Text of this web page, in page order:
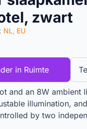
zwart
NL EU
in Ruimte
and an 8W ambient
illumination, and
by two